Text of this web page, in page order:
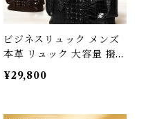
ビジネスリュック メンズ
本革 リュック 大容量 撥水
A4 15.6インチ PC パソコ
ン バックパック 牛革 クロ
出張 おしゃれ ビジネスバ
¥29,800